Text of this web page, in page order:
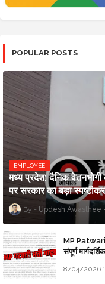
POPULAR POSTS
EMPLOYEE
मध्य प्रदेश: दैनिक वेतनभोगी
पर सरकार का बड़ा
Updesh Awasthee
MP Patwari
संपूर्ण
8/04/2026